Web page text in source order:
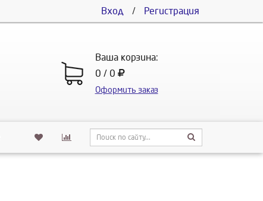
Вход / Регистрация
Ваша корзина:
0 / 0
Оформить заказ